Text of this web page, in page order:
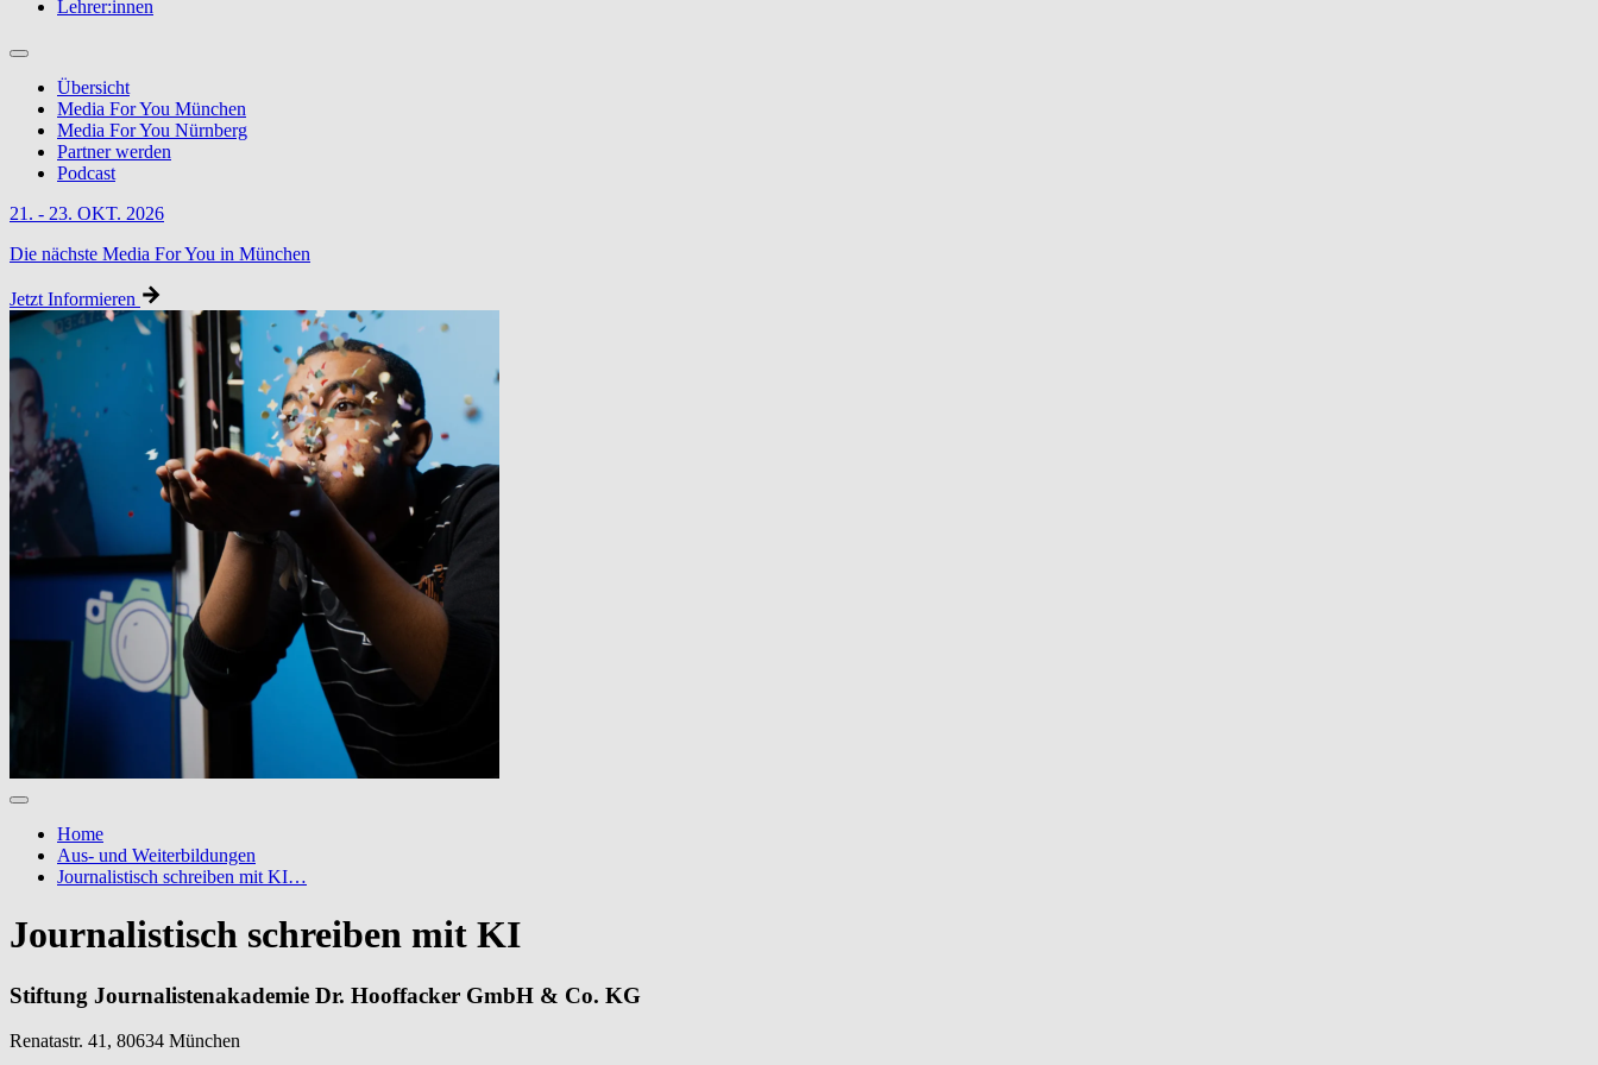
Lehrer:innen
Übersicht
Media For You München
Media For You Nürnberg
Partner werden
Podcast
21. - 23. OKT. 2026
Die nächste Media For You in München
Jetzt Informieren
Home
Aus- und Weiterbildungen
Journalistisch schreiben mit KI…
Journalistisch schreiben mit KI
Stiftung Journalistenakademie Dr. Hooffacker GmbH & Co. KG
Renatastr. 41, 80634 München